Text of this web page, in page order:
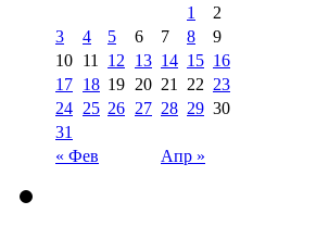
« Фев Апр »
1
2
3
4 5 6 7 8
9
10 11 12 13 14 15 16
17 18 19 20 21 22 23
24 25 26 27 28 29 30
31